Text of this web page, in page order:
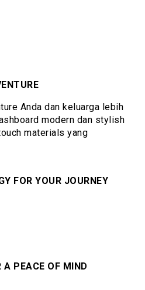
Anda dan keluarga lebih
modern dan stylish
materials yang
FOR YOUR JOURNEY
A PEACE OF MIND